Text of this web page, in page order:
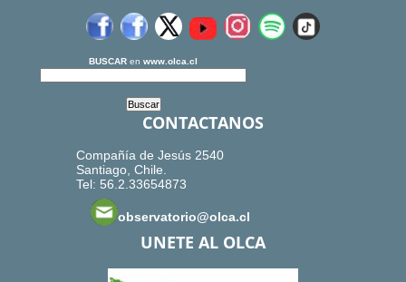
BUSCAR en www.olca.cl
CONTACTANOS
Compañía de Jesús 2540
Santiago, Chile.
Tel: 56.2.33654873
observatorio@olca.cl
UNETE AL OLCA